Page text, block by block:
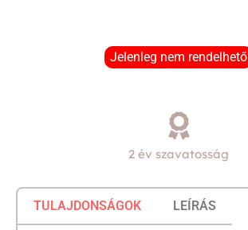
Jelenleg nem rendelhető
2 év szavatosság
TULAJDONSÁGOK LEÍRÁS